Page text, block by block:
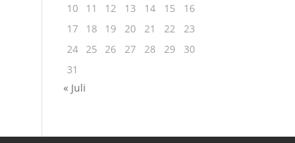
10
11 12 13 14 15
16
17
18 19 20 21 22
23
24 25 26 27 28 29
30
31
« Juli